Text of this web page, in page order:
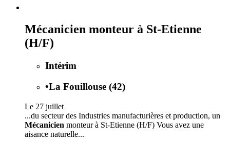
Mécanicien monteur à St-Etienne
(H/F)
Intérim
•La Fouillouse (42)
Le 27 juillet
...du secteur des Industries manufacturières et production, un
Mécanicien monteur à St-Etienne (H/F) Vous avez une
aisance naturelle...